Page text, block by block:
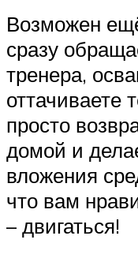
Возможен
сразу
тренера,
оттачиваете
просто
домой и
вложения
что вам
– двигаться!